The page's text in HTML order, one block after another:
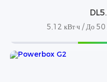
5,12 кВт·ч / До 50